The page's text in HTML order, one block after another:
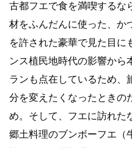
古都フエで食を満喫する
材をふんだんに使った、か
を許された豪華で見た目に
ンス植民地時代の影響から
ランも点在しているため、
分を変えたくなったときの
め。そして、フエに訪れた
郷土料理のブンボーフエ（